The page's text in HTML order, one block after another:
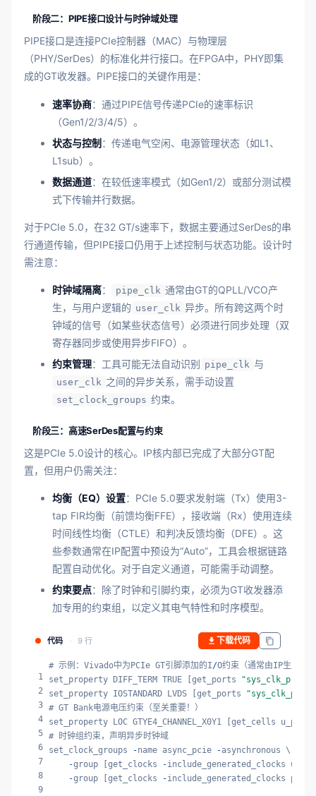
阶段二：PIPE接口设计与时钟域处理
PIPE接口是连接PCIe控制器（MAC）与物理层
（PHY/SerDes）的标准化并行接口。在FPGA中，PHY即集
成的GT收发器。PIPE接口的关键作用是：
速率协商：通过PIPE信号传递PCIe的速率标识
（Gen1/2/3/4/5）。
状态与控制 ：传递电气空闲、电源管理状态（如L1、
L1sub）。
数据通道：在较低速率模式（如Gen1/2）或部分测试模
式下传输并行数据。
对于PCIe 5.0，在32 GT/s速率下，数据主要通过SerDes的串
行通道传输，但PIPE接口仍用于上述控制与状态功能。设计时
需注意：
时钟域隔离： pipe_clk 通常由GT的QPLL/VCO产
生，与用户逻辑的 user_clk 异步。所有跨这两个时
钟域的信号（如某些状态信号）必须进行同步处理（双
寄存器同步或使用异步FIFO）。
约束管理：工具可能无法自动识别 pipe_clk 与
user_clk 之间的异步关系，需手动设置
set_clock_groups 约束。
阶段三：高速SerDes配置与约束
这是PCIe 5.0设计的核心。IP核内部已完成了大部分GT配
置，但用户仍需关注：
均衡（EQ）设置：PCIe 5.0要求发射端（Tx）使用3-
tap FIR均衡（前馈均衡FFE），接收端（Rx）使用连续
时间线性均衡（CTLE）和判决反馈均衡（DFE）。这
些参数通常在IP配置中预设为“Auto”，工具会根据链路
配置自动优化。对于自定义通道，可能需手动调整。
约束要点：除了时钟和引脚约束，必须为GT收发器添
加专用的约束组，以定义其电气特性和时序模型。
代码 9 行 下载代码
1
2
3
4
5
6
7
8
9
# 示例：Vivado中为PCIe GT引脚添加的I/O约束（通常由IP生成）
set_property DIFF_TERM TRUE [get_ports
"sys_clk_p"
set_property IOSTANDARD LVDS [get_ports
"sys_clk_p"
# GT Bank电源电压约束（至关重要！）
set_property LOC GTYE4_CHANNEL_X0Y1 [get_cells
# 时钟组约束，声明异步时钟域
set_clock_groups
-name async_pcie -asynchronous \
-group [get_clocks -include_generated_clocks
-group [get_clocks -include_generated_clocks